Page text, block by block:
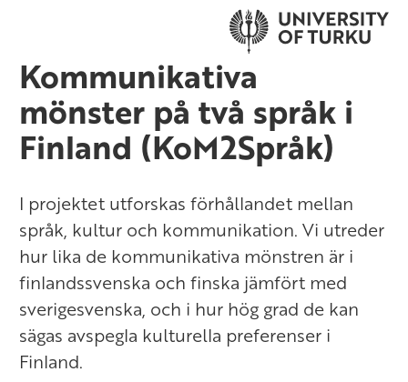
Kommunikativa
mönster på två språk i
Finland (KoM2Språk)
I projektet utforskas förhållandet mellan
språk, kultur och kommunikation. Vi utreder
hur lika de kommunikativa mönstren är i
finlandssvenska och finska jämfört med
sverigesvenska, och i hur hög grad de kan
sägas avspegla kulturella preferenser i
Finland.